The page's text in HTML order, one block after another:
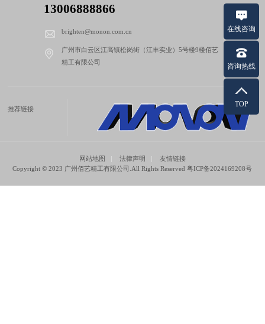
13006888866
brighten@monon.com.cn
广州市白云区江高镇松岗街（江丰实业）5号楼9楼佰艺
精工有限公司
推荐链接
网站地图 法律声明
友情链接
Copyright © 2023 广州佰艺精工有限公司.All Rights Reserved粤ICP备2024169208号
在线咨询
咨询热线
TOP